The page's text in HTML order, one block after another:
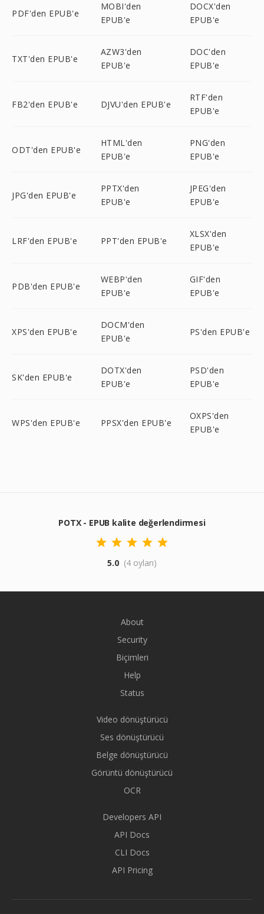
PDF'den EPUB'e
MOBI'den
EPUB'e
DOCX'den
EPUB'e
TXT'den EPUB'e
AZW3'den
EPUB'e
DOC'den
EPUB'e
FB2'den EPUB'e DJVU'den EPUB'e
RTF'den
EPUB'e
ODT'den EPUB'e
HTML'den
EPUB'e
PNG'den
EPUB'e
JPG'den EPUB'e
PPTX'den
EPUB'e
JPEG'den
EPUB'e
LRF'den EPUB'e PPT'den EPUB'e
XLSX'den
EPUB'e
PDB'den EPUB'e
WEBP'den
EPUB'e
GIF'den
EPUB'e
XPS'den EPUB'e
DOCM'den
EPUB'e
PS'den EPUB'e
SK'den EPUB'e
DOTX'den
EPUB'e
PSD'den
EPUB'e
WPS'den EPUB'e PPSX'den EPUB'e
OXPS'den
EPUB'e
POTX - EPUB kalite değerlendirmesi
5.0 (4 oyları)
About
Security
Biçimleri
Help
Status
Video dönüştürücü
Ses dönüştürücü
Belge dönüştürücü
Görüntü dönüştürücü
OCR
Developers API
API Docs
CLI Docs
API Pricing